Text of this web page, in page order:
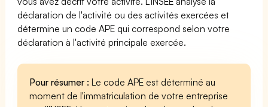
déclaration de l'activité ou des activités exercées et
détermine un code APE qui correspond selon votre
déclaration à l'activité principale exercée.
Pour résumer : Le code APE est déterminé au
moment de l'immatriculation de votre entreprise